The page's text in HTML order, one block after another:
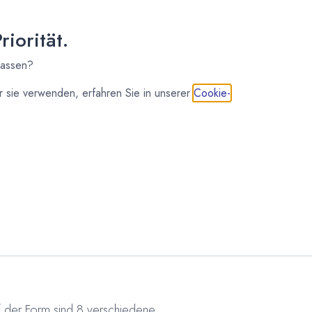
IN DEN WARENKORB
verwenden, erfahren Sie in unserer Cookie-